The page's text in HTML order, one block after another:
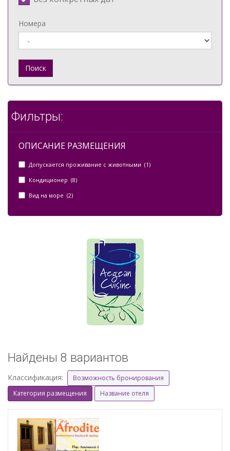
Номера
Поиск
Фильтры:
ОПИСАНИЕ РАЗМЕЩЕНИЯ
Допускается проживание с животными (1)
Кондиционер (8)
Вид на море (2)
Найдены 8 вариантов
Классификация:
Возможность бронирования
Категория размещения
Название отеля